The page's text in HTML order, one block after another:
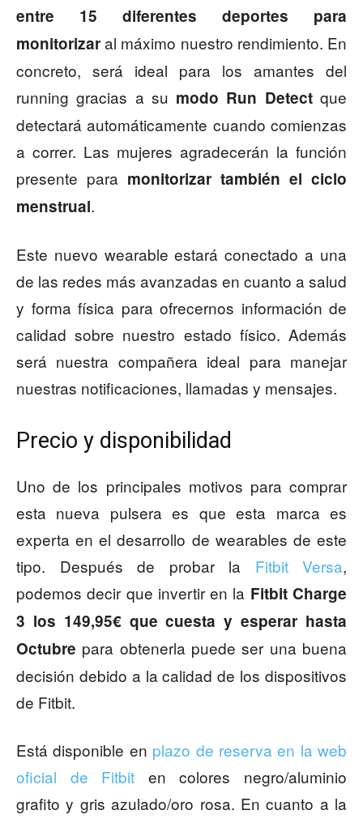
entre 15 diferentes deportes para
monitorizaral máximo nuestro rendimiento. En
concreto, será ideal para los amantes del
running gracias a su modo Run Detectque
detectará automáticamente cuando comienzas
a correr. Las mujeres agradecerán la función
presente para monitorizar también el ciclo
menstrual.
Este nuevo wearable estará conectado a una
de las redes más avanzadas en cuanto a salud
y forma física para ofrecernos información de
calidad sobre nuestro estado físico. Además
será nuestra compañera ideal para manejar
nuestras notificaciones, llamadas y mensajes.
Precio y disponibilidad
Uno de los principales motivos para comprar
esta nueva pulsera es que esta marca es
experta en el desarrollo de wearables de este
tipo. Después de probar la Fitbit Versa,
podemos decir que invertir en la Fitbit Charge
3 los 149,95€ que cuesta y esperar hasta
Octubre para obtenerla puede ser una buena
decisión debido a la calidad de los dispositivos
de Fitbit.
Está disponible en plazo de reserva en la web
oficial de Fitbit en colores negro/aluminio
grafito y gris azulado/oro rosa. En cuanto a la